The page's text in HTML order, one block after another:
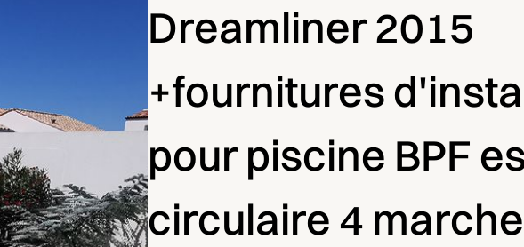
Dreamliner 2015
+fournitures
pour piscine BPF
circulaire 4